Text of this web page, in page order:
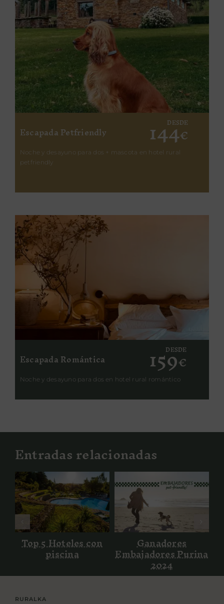
Escapada Petfriendly
DESDE
144€
Noche y desayuno para dos + mascota en hotel rural
petfriendly
Escapada Romántica
DESDE
159€
Noche y desayuno para dos en hotel rural romántico
Entradas relacionadas
Top 5 Hoteles
con piscina
Top 5 Hoteles con
piscina
Ganadores
Embajadores
Purina 2024
Ganadores
Embajadores Purina
2024
RURALKA